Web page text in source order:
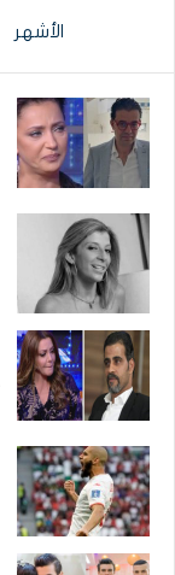
الأشهر